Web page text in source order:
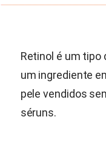
Retinol é um tipo
um ingrediente
pele vendidos
séruns.